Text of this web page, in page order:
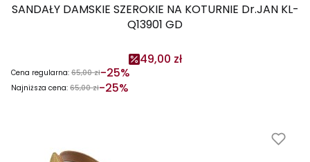
SANDAŁY DAMSKIE SZEROKIE NA KOTURNIE Dr.JAN KL-
Q13901 GD
49,00 zł
Cena regularna: 65,00 zł-25%
Najniższa cena: 65,00 zł-25%